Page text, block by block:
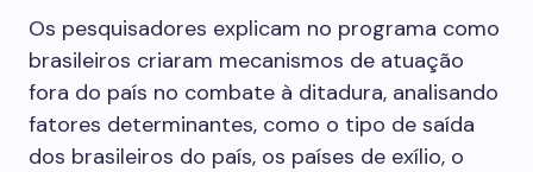
Os pesquisadores explicam no programa como
brasileiros criaram mecanismos de atuação
fora do país no combate à ditadura, analisando
fatores determinantes, como o tipo de saída
dos brasileiros do país, os países de exílio, o